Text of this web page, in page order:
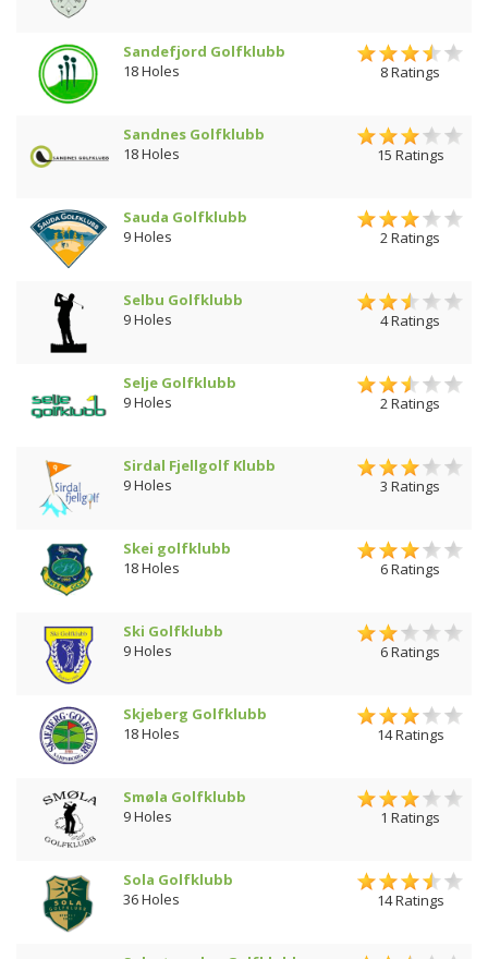
Sandefjord Golfklubb
18 Holes
8 Ratings
Sandnes Golfklubb
18 Holes
15 Ratings
Sauda Golfklubb
9 Holes
2 Ratings
Selbu Golfklubb
9 Holes
4 Ratings
Selje Golfklubb
9 Holes
2 Ratings
Sirdal Fjellgolf Klubb
9 Holes
3 Ratings
Skei golfklubb
18 Holes
6 Ratings
Ski Golfklubb
9 Holes
6 Ratings
Skjeberg Golfklubb
18 Holes
14 Ratings
Smøla Golfklubb
9 Holes
1 Ratings
Sola Golfklubb
36 Holes
14 Ratings